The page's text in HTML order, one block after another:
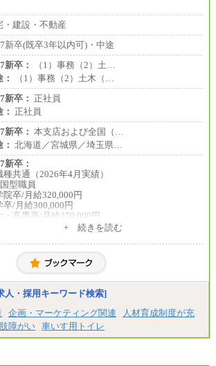
・建設・不動産
新卒(既卒3年以内可)・中途
新卒：
（1）事務（2）土…
（1）事務（2）土木（…
新卒： 正社員
正社員
新卒： 本支店および全国（…
北海道／宮城県／埼玉県…
新卒：
種共通（2026年4月実績）
型職員
院卒/月給320,000円
卒/月給300,000円
・高専卒/月給270,000円
院卒/月給256,000円～288,000円
卒/月給240,000円～270,000円
・高専卒/月給216,000円～243,000円
定職員※
院卒/月給234,000円～263,000円
卒/月給219,000円～246,000円
・高専卒/月給197,000円～222,000円
型職員、特定職員の給与は、生活の拠点が定
+ 続きを読む
人・採用キーワード検索]
企画・マーケティング関連
人材育成制度が充
障がい 車いす用トイレ